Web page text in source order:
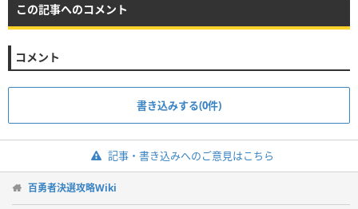
この記事へのコメント
コメント
書き込みする(0件)
記事・書き込みへのご意見はこちら
百勇者決選攻略Wiki